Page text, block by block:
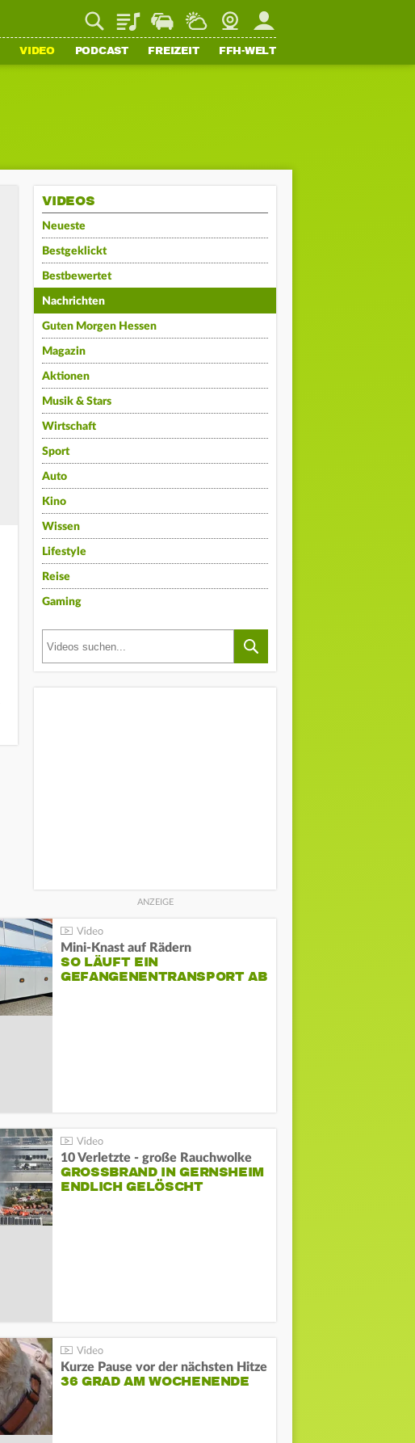
PlaylistStaupilotWetterWebcamMein FFH
VIDEO PODCAST FREIZEIT FFH-WELT
VIDEOS
Neueste
Bestgeklickt
Bestbewertet
Nachrichten
Guten Morgen Hessen
Magazin
Aktionen
Musik & Stars
Wirtschaft
Sport
Auto
Kino
Wissen
Lifestyle
Reise
Gaming
Mini-Knast auf Rädern
SO LÄUFT EIN
GEFANGENENTRANSPORT AB
10 Verletzte - große Rauchwolke
GROSSBRAND IN GERNSHEIM E
NDLICH GELÖSCHT
Kurze Pause vor der nächsten Hitze
36 GRAD AM WOCHENENDE